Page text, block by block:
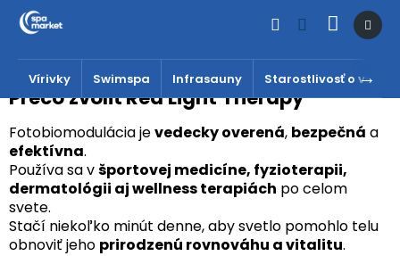
Prejsť
Vírivky Swimspa Infrasauny Starostlivosť o vodu
RED LIGHT THERAPY
Prečo zvoliť Red Light Therapy
Fotobiomodulácia jevedecky overená, bezpečná a
efektívna.
Používa sa všportovej medicíne, fyzioterapii,
dermatológii aj wellness terapiách po celom
svete.
Stačí niekoľko minút denne, aby svetlo pomohlo telu
obnoviť jeho prirodzenú rovnováhu a vitalitu.